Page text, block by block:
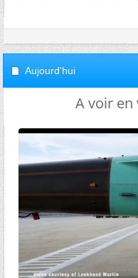
Aujourd'hui
A voir en